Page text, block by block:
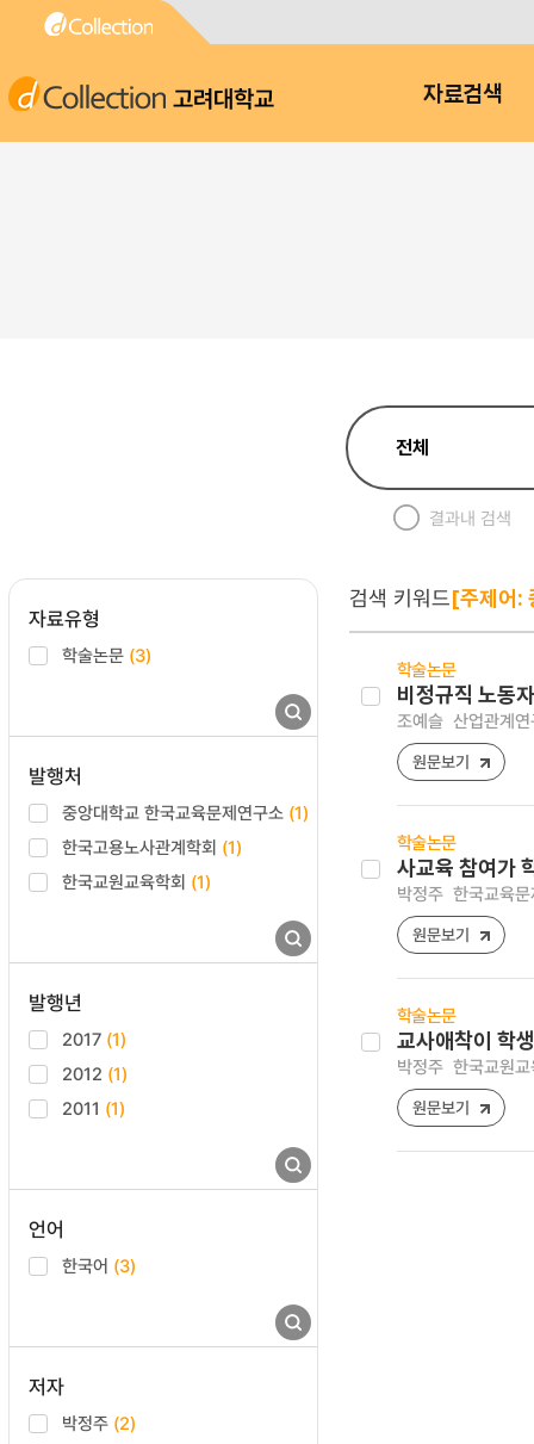
고려대학교 자료검색
결과내 검색
자료유형
학술논문 (3)
발행처
중앙대학교 한국교육문제연구소 (1)
한국고용노사관계학회 (1)
한국교원교육학회 (1)
발행년
2017 (1)
2012 (1)
2011 (1)
언어
한국어 (3)
저자
박정주 (2)
검색 키워드[주제어:
학술논문
비정규직 노동
조예슬 산업관계
원문보기
학술논문
사교육 참여가
박정주 한국교육
원문보기
학술논문
교사애착이 학
박정주 한국교원
원문보기